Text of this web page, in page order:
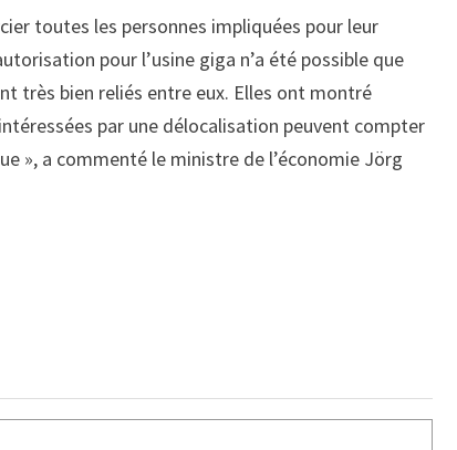
toutes les personnes impliquées pour leur
pour l’usine giga n’a été possible que
très bien reliés entre eux. Elles ont montré
par une délocalisation peuvent compter
», a commenté le ministre de l’économie Jörg